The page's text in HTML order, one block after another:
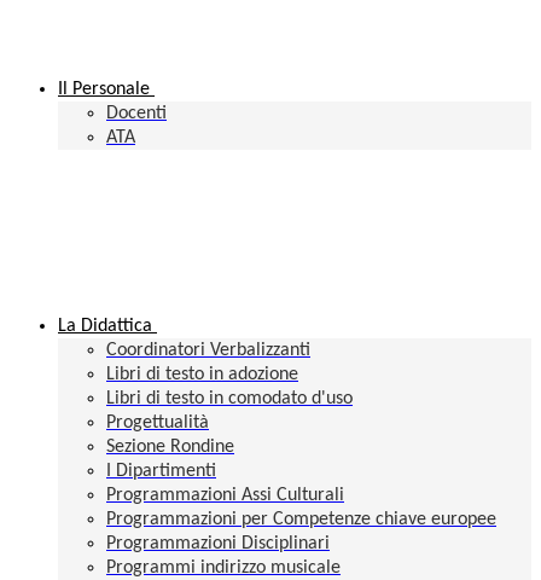
Il Personale
Docenti
ATA
La Didattica
Coordinatori Verbalizzanti
Libri di testo in adozione
Libri di testo in comodato d'uso
Progettualità
Sezione Rondine
I Dipartimenti
Programmazioni Assi Culturali
Programmazioni per Competenze chiave europee
Programmazioni Disciplinari
Programmi indirizzo musicale